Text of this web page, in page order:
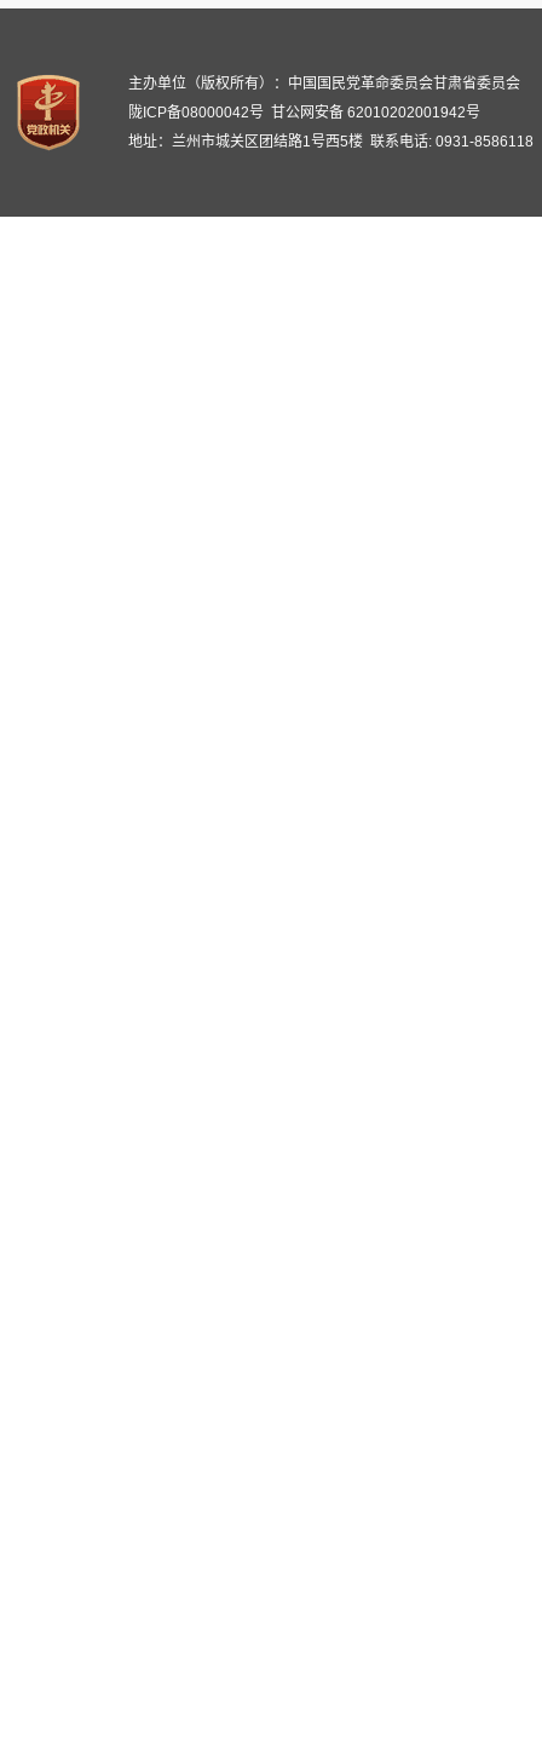
主办单位（版权所有）：中国国民党革命委员会甘肃省委员会
陇ICP备08000042号 甘公网安备 62010202001942号
地址：兰州市城关区团结路1号西5楼 联系电话: 0931-8586118